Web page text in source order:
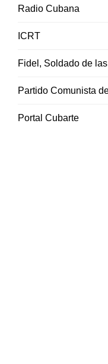
Radio Cubana
ICRT
Fidel, Soldado de
Partido Comunista
Portal Cubarte